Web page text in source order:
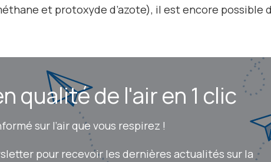
et protoxyde d’azote), il est encore possible
qualité de l'air en 1 clic
sur l’air que vous respirez !
pour recevoir les dernières actualités sur la